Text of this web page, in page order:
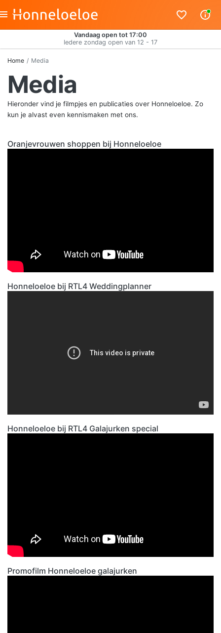
Vandaag open tot 17:00
Iedere zondag open van 12 - 17
Home Media
Media
Hieronder vind je filmpjes en publicaties over Honneloeloe. Zo
kun je alvast even kennismaken met ons.
Oranjevrouwen shoppen bij Honneloeloe
Honneloeloe bij RTL4 Weddingplanner
Honneloeloe bij RTL4 Galajurken special
Promofilm Honneloeloe galajurken